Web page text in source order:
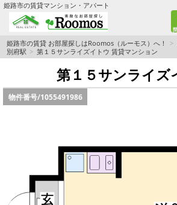
姫路市の賃貸マンション・アパート
TOPページ
ファミリー向けの部屋を探す
一人暮らし向けの部屋を探す
カップル向けの部屋を探す
姫路市の賃貸 お部屋探しはRoomos（ルーモス）へ！
別府駅
第１５サンライズイトウ 賃貸マンション
第１５サンライズ
物件番号/1055491986